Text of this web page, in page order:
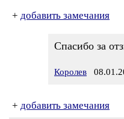
+ добавить замечания
Спасибо за
Королев
+ добавить замечания